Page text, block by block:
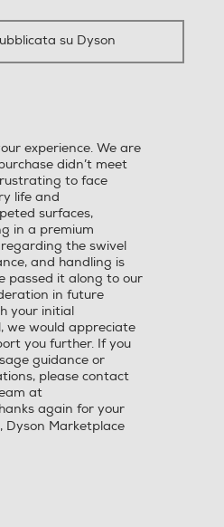
TM Bocchetta a lancia
Stazione di ricarica
Dyson
aspirapolvere
più adatti a te
creati per rispondere alle
Accessori in dotazione
Altezza-mm
su Dyson
experience. We are
didn’t meet
to face
life and
surfaces,
in a premium
the swivel
and handling is
passed it along to our
in future
your initial
we would appreciate
you further. If you
guidance or
please contact
at
again for your
Dyson Marketplace